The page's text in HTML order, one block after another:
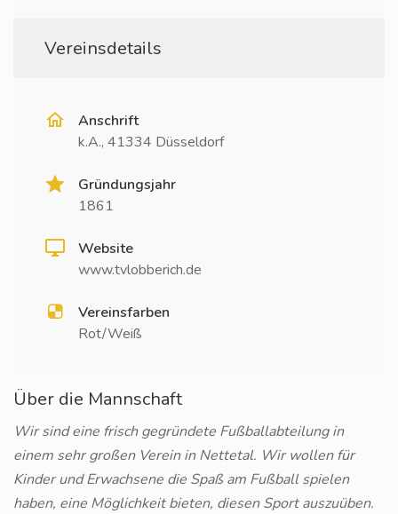
Vereinsdetails
Anschrift
k.A., 41334 Düsseldorf
Gründungsjahr
1861
Website
www.tvlobberich.de
Vereinsfarben
Rot/Weiß
Über die Mannschaft
Wir sind eine frisch gegründete Fußballabteilung in
einem sehr großen Verein in Nettetal. Wir wollen für
Kinder und Erwachsene die Spaß am Fußball spielen
haben, eine Möglichkeit bieten, diesen Sport auszuüben.